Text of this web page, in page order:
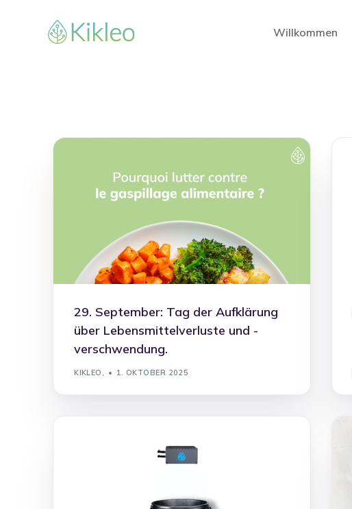
Willkommen
29. September: Tag der Aufklärung
über Lebensmittelverluste und -
verschwendung.
KIKLEO, 1. OKTOBER 2025